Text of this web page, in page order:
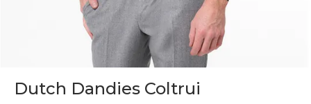
Dutch Dandies Coltrui